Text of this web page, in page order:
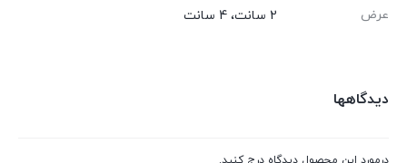
عرض 2 سانت، 4 سانت
دیدگاهها